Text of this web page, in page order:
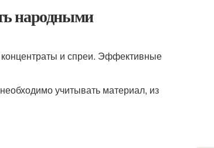
народными
концентраты и спреи. Эффективные
учитывать материал, из